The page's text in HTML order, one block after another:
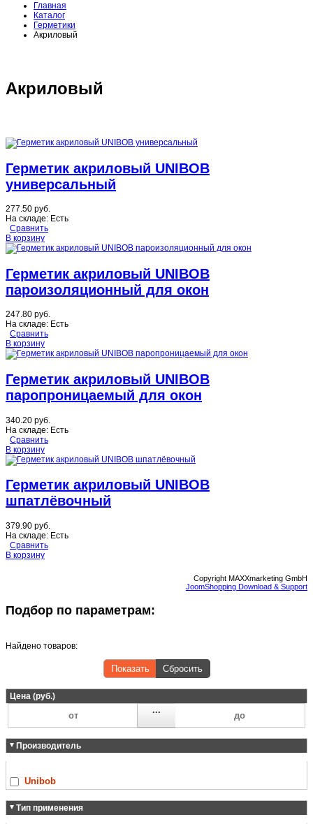
Главная
Каталог
Герметики
Акриловый
Акриловый
Герметик акриловый UNIBOB
универсальный
277.50 руб.
На складе: Есть
Сравнить
В корзину
Герметик акриловый UNIBOB
пароизоляционный для окон
247.80 руб.
На складе: Есть
Сравнить
В корзину
Герметик акриловый UNIBOB
паропроницаемый для окон
340.20 руб.
На складе: Есть
Сравнить
В корзину
Герметик акриловый UNIBOB
шпатлёвочный
379.90 руб.
На складе: Есть
Сравнить
В корзину
Copyright MAXXmarketing GmbH
JoomShopping Download & Support
Подбор по параметрам:
Найдено товаров:
Показать Сбросить
Цена (руб.)
...
Производитель
Unibob
Тип применения